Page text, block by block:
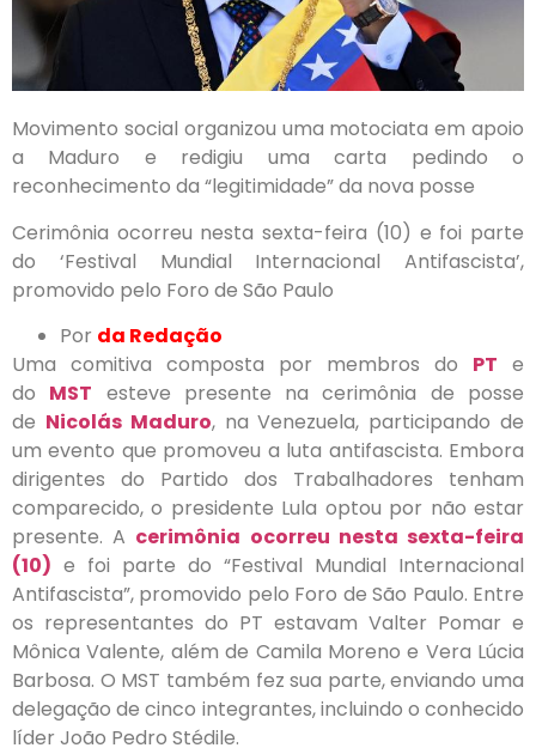
Movimento social organizou uma motociata em apoio
a Maduro e redigiu uma carta pedindo o
reconhecimento da “legitimidade” da nova posse
Cerimônia ocorreu nesta sexta-feira (10) e foi parte
do ‘Festival Mundial Internacional Antifascista’,
promovido pelo Foro de São Paulo
Por da Redação
Uma comitiva composta por membros do PT e
do MST esteve presente na cerimônia de posse
de Nicolás Maduro, na Venezuela, participando de
um evento que promoveu a luta antifascista. Embora
dirigentes do Partido dos Trabalhadores tenham
comparecido, o presidente Lula optou por não estar
presente. A cerimônia ocorreu nesta sexta-feira
(10) e foi parte do “Festival Mundial Internacional
Antifascista”, promovido pelo Foro de São Paulo. Entre
os representantes do PT estavam Valter Pomar e
Mônica Valente, além de Camila Moreno e Vera Lúcia
Barbosa. O MST também fez sua parte, enviando uma
delegação de cinco integrantes, incluindo o conhecido
líder João Pedro Stédile.